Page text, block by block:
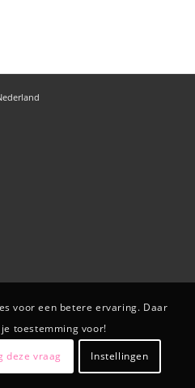
voor een betere ervaring. Daar
toestemming voor!
deze vraag Instellingen